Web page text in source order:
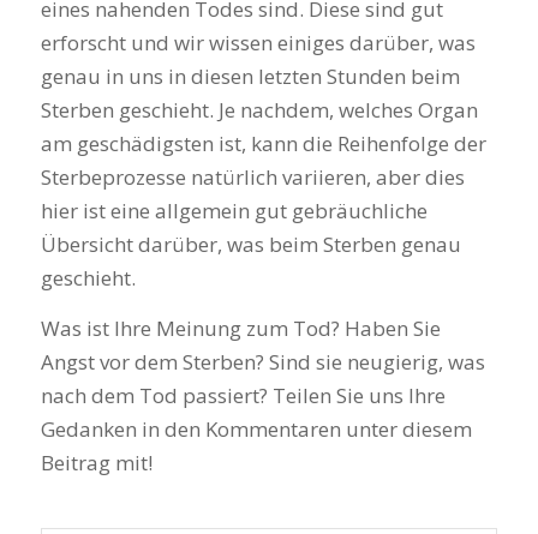
eines nahenden Todes sind. Diese sind gut
erforscht und wir wissen einiges darüber, was
genau in uns in diesen letzten Stunden beim
Sterben geschieht. Je nachdem, welches Organ
am geschädigsten ist, kann die Reihenfolge der
Sterbeprozesse natürlich variieren, aber dies
hier ist eine allgemein gut gebräuchliche
Übersicht darüber, was beim Sterben genau
geschieht.
Was ist Ihre Meinung zum Tod? Haben Sie
Angst vor dem Sterben? Sind sie neugierig, was
nach dem Tod passiert? Teilen Sie uns Ihre
Gedanken in den Kommentaren unter diesem
Beitrag mit!